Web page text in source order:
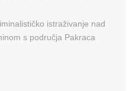
istraživanje nad
s područja Pakraca